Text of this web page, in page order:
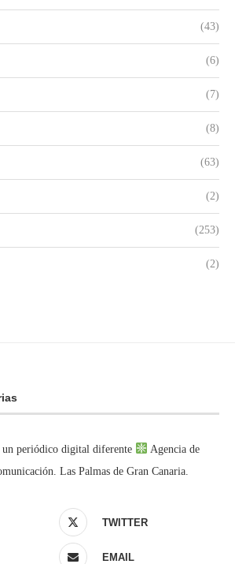
(43)
(6)
(7)
(8)
(63)
(2)
(253)
(2)
un periódico digital diferente
Agencia de
Las Palmas de Gran Canaria.
TWITTER
EMAIL